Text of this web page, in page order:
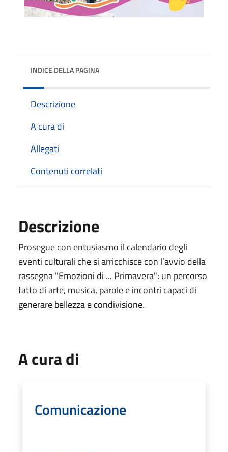
INDICE DELLA PAGINA
Descrizione
A cura di
Allegati
Contenuti correlati
Descrizione
Prosegue con entusiasmo il calendario degli
eventi culturali che si arricchisce con l’avvio della
rassegna "Emozioni di ... Primavera": un percorso
fatto di arte, musica, parole e incontri capaci di
generare bellezza e condivisione.
A cura di
Comunicazione